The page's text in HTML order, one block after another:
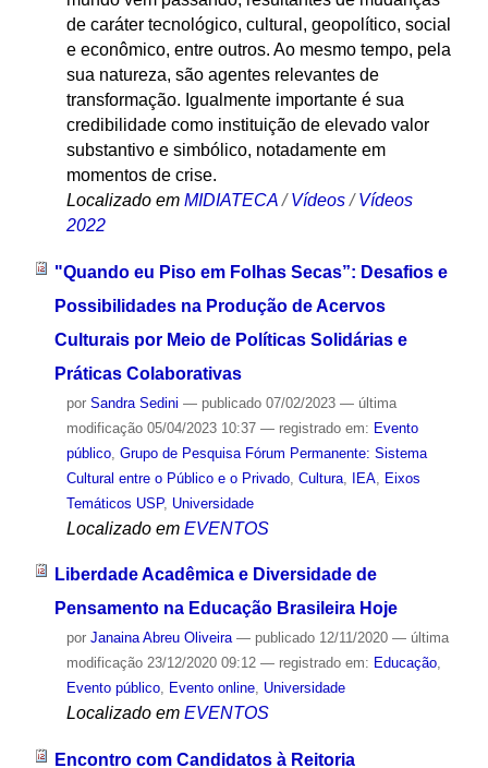
de caráter tecnológico, cultural, geopolítico, social
e econômico, entre outros. Ao mesmo tempo, pela
sua natureza, são agentes relevantes de
transformação. Igualmente importante é sua
credibilidade como instituição de elevado valor
substantivo e simbólico, notadamente em
momentos de crise.
Localizado em MIDIATECA /Vídeos /Vídeos
2022
"Quando eu Piso em Folhas Secas”: Desafios e
Possibilidades na Produção de Acervos
Culturais por Meio de Políticas Solidárias e
Práticas Colaborativas
por Sandra Sedini — publicado07/02/2023 — última
modificação05/04/2023 10:37 — registrado em: Evento
público, Grupo de Pesquisa Fórum Permanente: Sistema
Cultural entre o Público e o Privado, Cultura, IEA, Eixos
Temáticos USP, Universidade
Localizado em EVENTOS
Liberdade Acadêmica e Diversidade de
Pensamento na Educação Brasileira Hoje
por Janaina Abreu Oliveira — publicado12/11/2020 — última
modificação23/12/2020 09:12 — registrado em: Educação,
Evento público, Evento online, Universidade
Localizado em EVENTOS
Encontro com Candidatos à Reitoria